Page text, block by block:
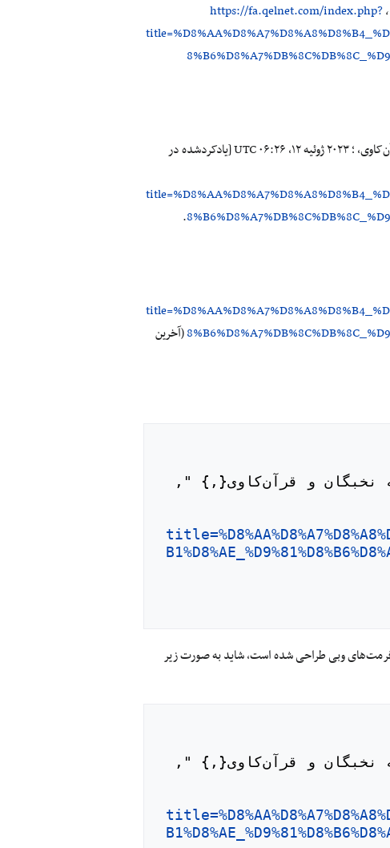
https://fa.qelnet.com/index.php?
مشارکت‌کنندگان شبکه نخبگان و قرآن‌کاوی. تابش های فروسرخ فضایی و قرآن کریم [اینترنت]. شبکه نخبگان و قرآن‌کاوی، ؛ ۲۰۲۳ ژوئیه ۱۲، ‏۰۶:۲۶ UTC [یادکردشده در
.
(آخرین
فرمت‌های وبی طراحی شده است، شاید به صورت زیر